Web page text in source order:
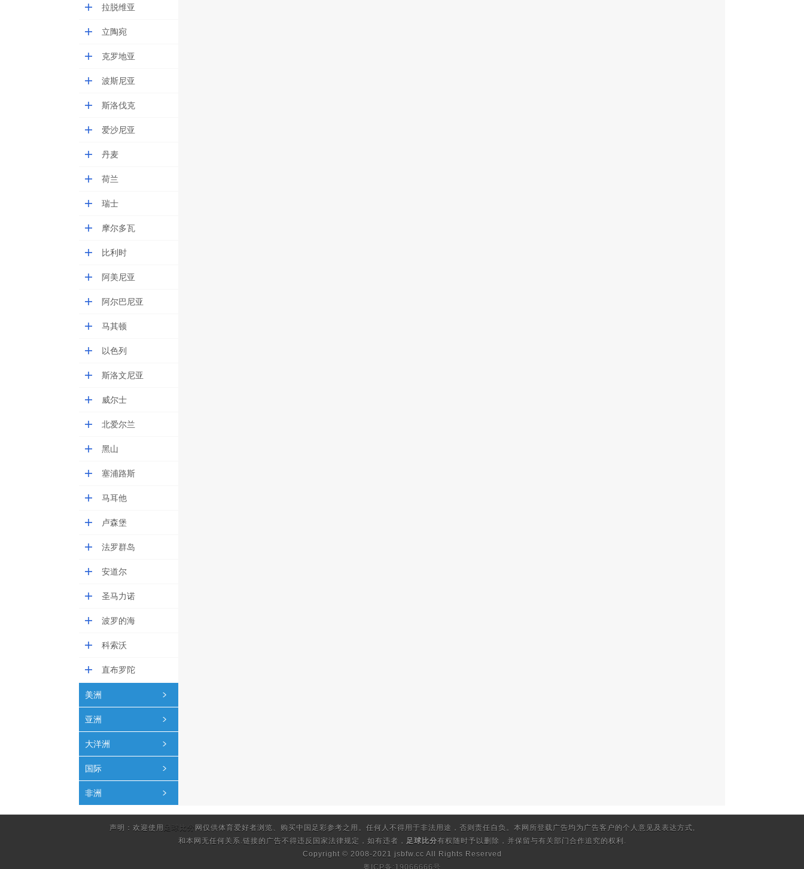
拉脱维亚
立陶宛
克罗地亚
波斯尼亚
斯洛伐克
爱沙尼亚
丹麦
荷兰
瑞士
摩尔多瓦
比利时
阿美尼亚
阿尔巴尼亚
马其顿
以色列
斯洛文尼亚
威尔士
北爱尔兰
黑山
塞浦路斯
马耳他
卢森堡
法罗群岛
安道尔
圣马力诺
波罗的海
科索沃
直布罗陀
美洲
亚洲
大洋洲
国际
非洲
声明：欢迎使用 足球比分 网仅供体育爱好者浏览、购买中国足彩参考之用。任何人不得用于非法用途，否则责任自负。本网所登载广告均为广告客户的个人意见及表达方式,
和本网无任何关系.链接的广告不得违反国家法律规定，如有违者， 足球比分有权随时予以删除，并保留与有关部门合作追究的权利.
Copyright © 2008-2021 jsbfw.cc All Rights Reserved
粤ICP备:19066666号